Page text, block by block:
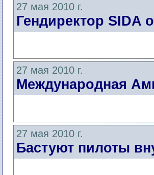
27 мая 2010 г.
Гендиректор SIDA
27 мая 2010 г.
Международная
27 мая 2010 г.
Бастуют пилоты